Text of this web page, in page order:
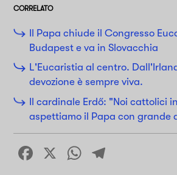
CORRELATO
Il Papa chiude il Congresso
Budapest e va in Slovacchia
L'Eucaristia al centro.
devozione è sempre viva.
Il cardinale Erdő: "Noi cattolici
aspettiamo il Papa con grande
Facebook
X WhatsApp